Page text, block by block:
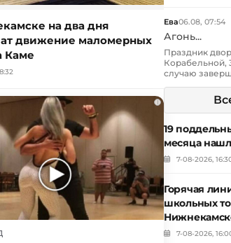
на два дня
движение маломерных
Каме
i
Ева06.08, 07:54
Агонь...
Праздник
Корабельной,
случаю
19
месяца
7-08-2026,
Горячая
школьных
7-08-2026,